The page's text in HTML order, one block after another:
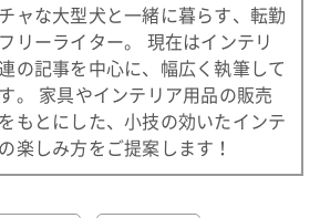
ャな大型犬と一緒に暮らす、転勤
リーライター。 現在はインテリ
の記事を中心に、幅広く執筆して
。 家具やインテリア用品の販売
もとにした、小技の効いたインテ
楽しみ方をご提案します！